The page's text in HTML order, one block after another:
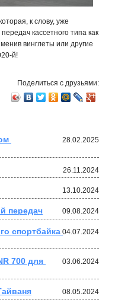
к слову, уже
кассетного типа как
винглеты или другие
й!
Поделиться с друзьями:
28.02.2025
26.11.2024
13.10.2024
09.08.2024
передач
04.07.2024
спортбайка
03.06.2024
700 для
08.05.2024